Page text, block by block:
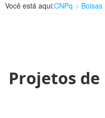
Você está aqui:CNPq
Projetos de